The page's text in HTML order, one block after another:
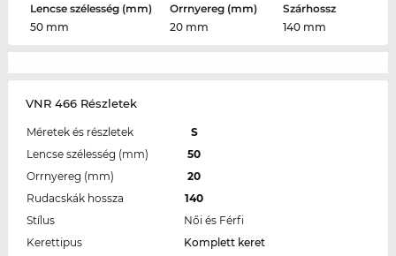
Lencse szélesség (mm)
50 mm
Orrnyereg (mm)
20 mm
Szárhossz
140 mm
VNR 466 Részletek
Méretek és részletek
S
Lencse szélesség (mm)
50
Orrnyereg (mm)
20
Rudacskák hossza
140
Stílus
Női és Férfi
Kerettipus
Komplett keret